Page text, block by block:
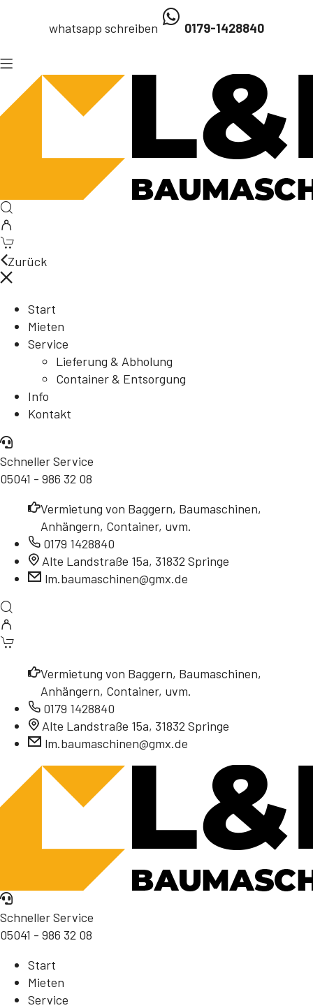
whatsapp schreiben 0179-1428840
Zurück
Start
Mieten
Service
Lieferung & Abholung
Container & Entsorgung
Info
Kontakt
Schneller Service
05041 - 986 32 08
Vermietung von Baggern, Baumaschinen,
Anhängern, Container, uvm.
0179 1428840
Alte Landstraße 15a, 31832 Springe
lm.baumaschinen@gmx.de
Vermietung von Baggern, Baumaschinen,
Anhängern, Container, uvm.
0179 1428840
Alte Landstraße 15a, 31832 Springe
lm.baumaschinen@gmx.de
Schneller Service
05041 - 986 32 08
Start
Mieten
Service